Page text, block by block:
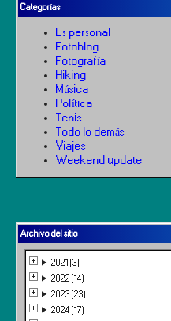
Categorías
Es personal
Fotoblog
Fotografía
Hiking
Música
Política
Tenis
Todo lo demás
Viajes
Weekend update
Archivo del sitio
2021 (3)
2022 (14)
2023 (23)
2024 (17)